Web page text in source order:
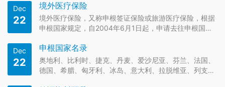
签、顺利通行。信达签证中心结合2026 年最新官方政
策，为你整理零基础、全流程、零踩坑办理攻略，看完直
接上手办签。 一…
Dec
22
境外医疗保险
境外医疗保险，又称申根签证保险或旅游医疗保险，根据
申根国家规定，自2004年6月1日起，申请去往申根国
签发申根签证的基本前提。境外医疗保险要求如下（推
荐：签证申请流程步骤）： 1.境外医疗保险（个人或团体
保险）可由申请人在…
Dec
22
申根国家名录
奥地利、比利时、捷克、丹麦、爱沙尼亚、芬兰、法国、
德国、希腊、匈牙利、冰岛、意大利、拉脱维亚、列支敦